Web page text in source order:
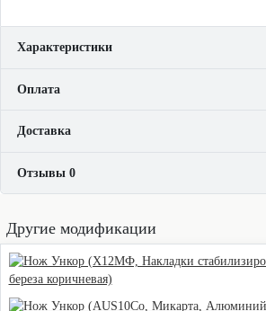
Характеристики
Оплата
Доставка
Отзывы 0
Другие модификации